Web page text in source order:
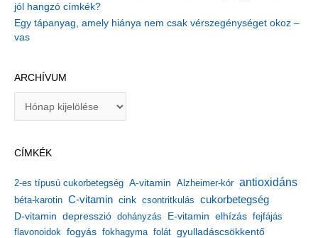
jól hangzó címkék?
Egy tápanyag, amely hiánya nem csak vérszegénységet okoz –
vas
ARCHÍVUM
í
u
m
CÍMKÉK
2-es típusú cukorbetegség A-vitamin Alzheimer-kór antioxidáns
béta-karotin C-vitamin cink csontritkulás cukorbetegség
D-vitamin depresszió dohányzás E-vitamin elhízás fejfájás
flavonoidok fogyás fokhagyma folát gyulladáscsökkentő